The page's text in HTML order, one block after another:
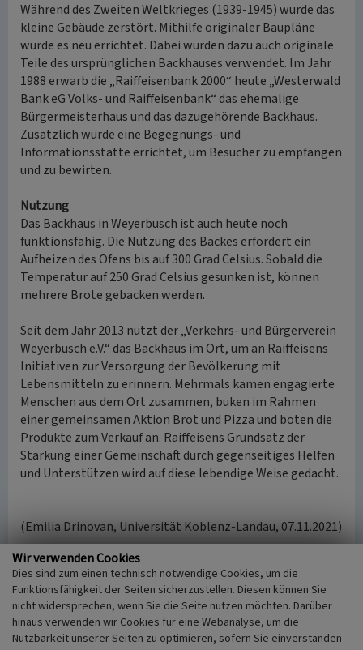
Während des Zweiten Weltkrieges (1939-1945) wurde das
kleine Gebäude zerstört. Mithilfe originaler Baupläne
wurde es neu errichtet. Dabei wurden dazu auch originale
Teile des ursprünglichen Backhauses verwendet. Im Jahr
1988 erwarb die „Raiffeisenbank 2000“ heute „Westerwald
Bank eG Volks- und Raiffeisenbank“ das ehemalige
Bürgermeisterhaus und das dazugehörende Backhaus.
Zusätzlich wurde eine Begegnungs- und
Informationsstätte errichtet, um Besucher zu empfangen
und zu bewirten.
Nutzung
Das Backhaus in Weyerbusch ist auch heute noch
funktionsfähig. Die Nutzung des Backes erfordert ein
Aufheizen des Ofens bis auf 300 Grad Celsius. Sobald die
Temperatur auf 250 Grad Celsius gesunken ist, können
mehrere Brote gebacken werden.
Seit dem Jahr 2013 nutzt der „Verkehrs- und Bürgerverein
Weyerbusch e.V.“ das Backhaus im Ort, um an Raiffeisens
Initiativen zur Versorgung der Bevölkerung mit
Lebensmitteln zu erinnern. Mehrmals kamen engagierte
Menschen aus dem Ort zusammen, buken im Rahmen
einer gemeinsamen Aktion Brot und Pizza und boten die
Produkte zum Verkauf an. Raiffeisens Grundsatz der
Stärkung einer Gemeinschaft durch gegenseitiges Helfen
und Unterstützen wird auf diese lebendige Weise gedacht.
(Emilia Drinovan, Universität Koblenz-Landau, 07.11.2021)
Internet
www.ak-kurier.de: Brot und Pizza aus dem Weyerbuscher
Backes, Beitrag vom 01.10.2019 (abgerufen 10.01.2022)
www.raiffeisenzentrum.de: Raiffeisen-Begegnungs-
Wir verwenden Cookies
Dies sind zum einen technisch notwendige Cookies, um die
Funktionsfähigkeit der Seiten sicherzustellen. Diesen können Sie
nicht widersprechen, wenn Sie die Seite nutzen möchten. Darüber
hinaus verwenden wir Cookies für eine Webanalyse, um die
Nutzbarkeit unserer Seiten zu optimieren, sofern Sie einverstanden